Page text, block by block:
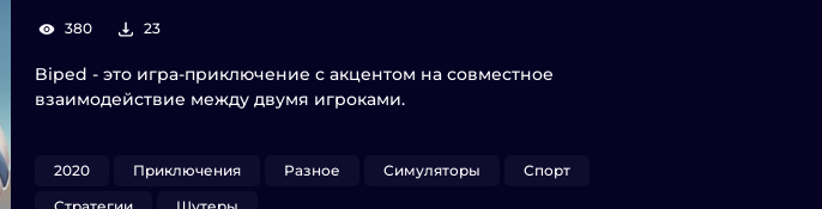
380 23
Biped - это игра-приключение с акцентом на совместное
взаимодействие между двумя игроками.
2020 Приключения Разное Симуляторы
Спорт